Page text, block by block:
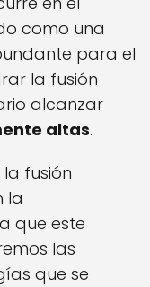
como una
para el
la fusión
alcanzar
altas.
fusión
la
que este
las
que se